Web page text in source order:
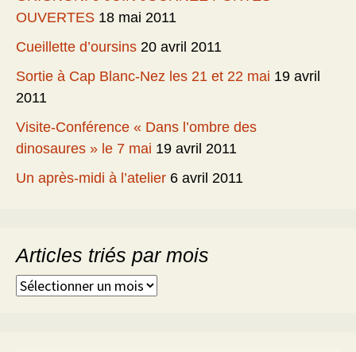
OUVERTES 18 mai 2011
Cueillette d’oursins 20 avril 2011
Sortie à Cap Blanc-Nez les 21 et 22 mai 19 avril
2011
Visite-Conférence « Dans l’ombre des
dinosaures » le 7 mai 19 avril 2011
Un après-midi à l’atelier 6 avril 2011
Articles triés par mois
Articles